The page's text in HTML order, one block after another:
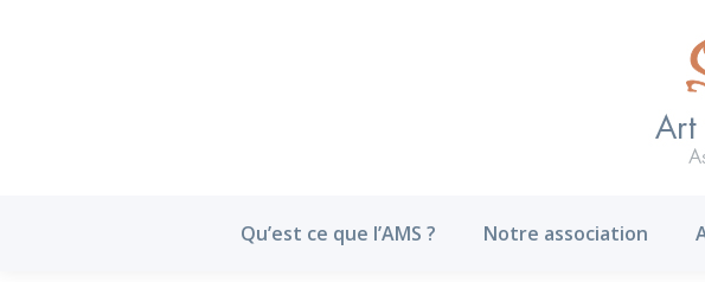
Qu’est ce que l’AMS ? Notre association
Notre